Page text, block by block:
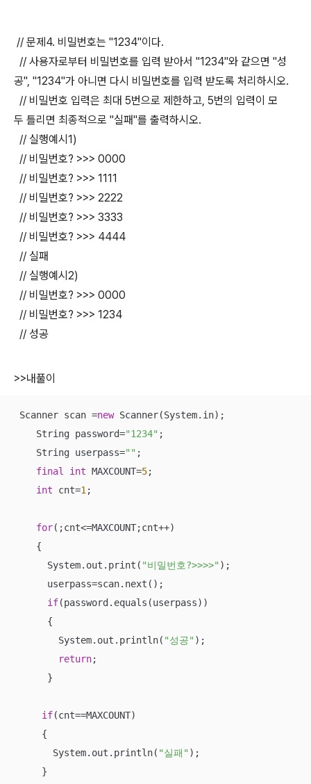
// 문제4. 비밀번호는 "1234"이다.
// 사용자로부터 비밀번호를 입력 받아서 "1234"와 같으면 "성
공", "1234"가 아니면 다시 비밀번호를 입력 받도록 처리하시오.
// 비밀번호 입력은 최대 5번으로 제한하고, 5번의 입력이 모
두 틀리면 최종적으로 "실패"를 출력하시오.
// 실행예시1)
// 비밀번호? >>> 0000
// 비밀번호? >>> 1111
// 비밀번호? >>> 2222
// 비밀번호? >>> 3333
// 비밀번호? >>> 4444
// 실패
// 실행예시2)
// 비밀번호? >>> 0000
// 비밀번호? >>> 1234
// 성공
>>내풀이
Scanner scan =new Scanner(System.in);
    String password=
"1234" ;
    String userpass=
"" ;
final
int MAXCOUNT=5;
int cnt=1 ;
for(;cnt<=MAXCOUNT;cnt++)
    {
      System.out.print(
"비밀번호?>>>>" );
      userpass=scan.next();
if(password.equals(userpass))
      {
        System.out.println(
"성공" );
return;
      }
if(cnt==MAXCOUNT)
     {
       System.out.println(
"실패" );
     }